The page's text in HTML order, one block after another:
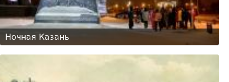
Ночная Казань